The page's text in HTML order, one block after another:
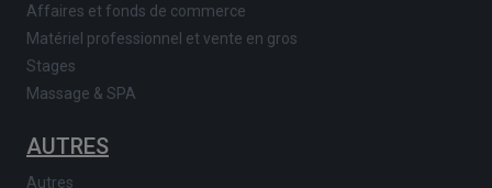
Affaires et fonds de commerce
Matériel professionnel et vente en gros
Stages
Massage & SPA
AUTRES
Autres